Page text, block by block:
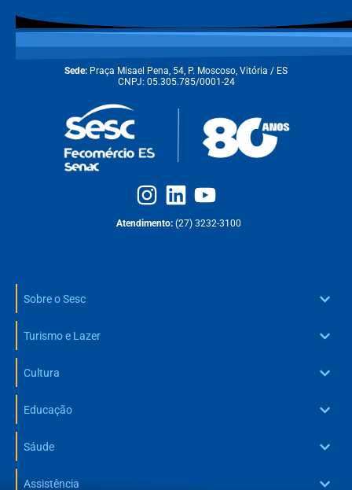
Sede: Praça Misael Pena, 54, P. Moscoso, Vitória / ES
CNPJ: 05.305.785/0001-24
Atendimento: (27) 3232-3100
Sobre o Sesc
Turismo e Lazer
Cultura
Educação
Sáude
Assistência